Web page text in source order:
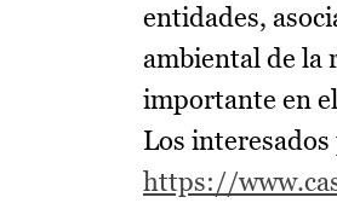
entidades,
ambiental de la
importante en
Los
https://